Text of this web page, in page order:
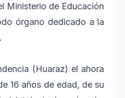
Ministerio de Educación
órgano dedicado a la
(Huaraz) el ahora
16 años de edad, de su